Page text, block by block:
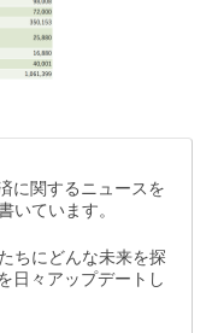
に関するニュースを
いています。
ちにどんな未来を探
日々アップデートし